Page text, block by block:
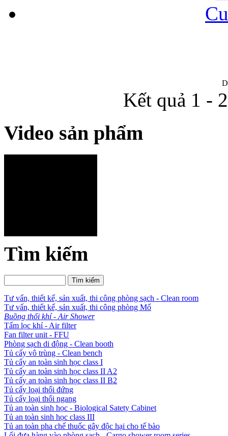
Kết quả 1 -
Video sản phẩm
Tìm kiếm
Tư vấn, thiết kế, sản xuất, thi công phòng sạch - Clean room
Tư vấn, thiết kế, sản xuất, thi công phòng Mổ
Buồng thổi khí - Air Shower
Tấm lọc khí - Air filter
Fan filter unit - FFU
Phòng sạch di động - Clean booth
Tủ cấy vô trùng - Clean bench
Tủ cấy an toàn sinh học class I
Tủ cấy an toàn sinh học class II A2
Tủ cấy an toàn sinh học class II B2
Tủ cấy loại thổi đứng
Tủ cấy loại thổi ngang
Tủ an toàn sinh học - Biological Satety Cabinet
Tủ an toàn sinh học class III
Tủ an toàn pha chế thuốc gây độc hại cho tế bào